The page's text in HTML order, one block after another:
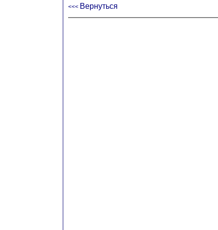
<<< Вернуться